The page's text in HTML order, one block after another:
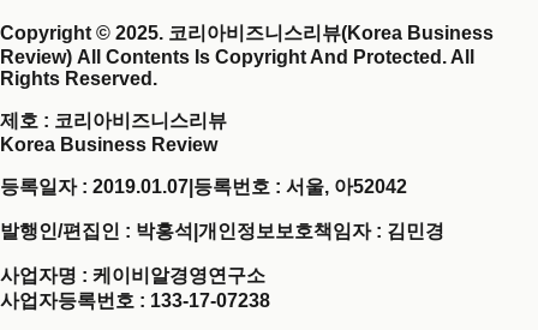
Copyright © 2025. 코리아비즈니스리뷰(Korea Business
Review) All Contents Is Copyright And Protected. All
Rights Reserved.
제호 : 코리아비즈니스리뷰
Korea Business Review
등록일자 : 2019.01.07 등록번호 : 서울, 아52042
발행인/편집인 : 박홍석 개인정보보호책임자 : 김민경
사업자명 : 케이비알경영연구소
사업자등록번호 : 133-17-07238